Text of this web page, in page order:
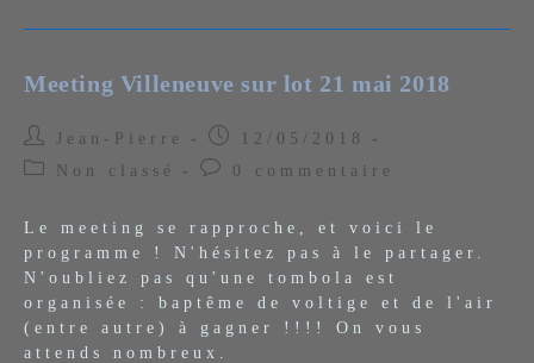
Meeting Villeneuve sur lot 21 mai 2018
Auteur/autrice
de
Jean-Pierre
Publication
publiée :
12/05/2018
PostNon classé
Commentaires
publication :
0 commentaire
Le meeting se rapproche, et voici le
programme ! N'hésitez pas à le partager.
N'oubliez pas qu'une tombola est
organisée : baptême de voltige et de l'air
(entre autre) à gagner !!!! On vous
attends nombreux.